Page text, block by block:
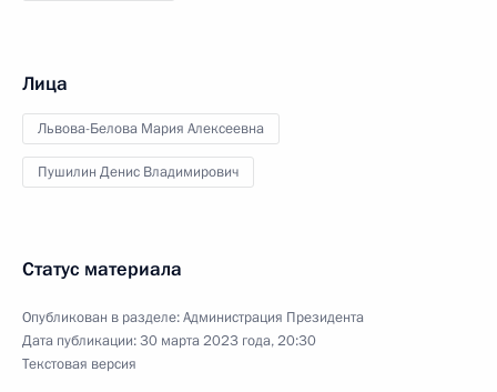
Лица
Львова-Белова Мария Алексеевна
Пушилин Денис Владимирович
Статус материала
Опубликован в разделе:Администрация Президента
Дата публикации:30 марта 2023 года, 20:30
Текстовая версия